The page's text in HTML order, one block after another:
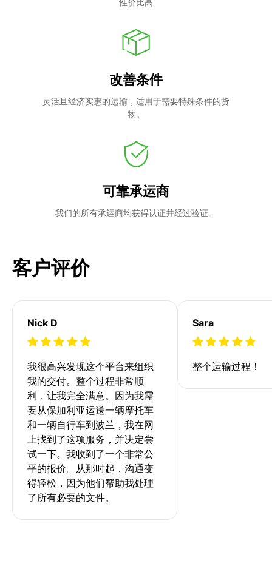
改善条件
灵活且经济实惠的运输，适用于需要特殊条件的货
物。
可靠承运商
我们的所有承运商均获得认证并经过验证。
客户评价
Nick D
我很高兴发现这个平台来组织
我的交付。整个过程非常顺
利，让我完全满意。因为我需
要从保加利亚运送一辆摩托车
和一辆自行车到波兰，我在网
上找到了这项服务，并决定尝
试一下。我收到了一个非常公
平的报价。从那时起，沟通变
得轻松，因为他们帮助我处理
了所有必要的文件。
Sara
整个运输过程！